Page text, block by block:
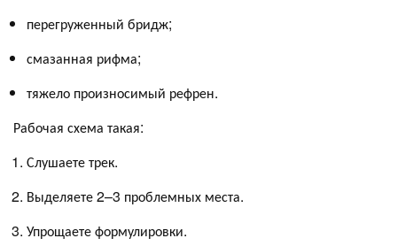
перегруженный бридж;
смазанная рифма;
тяжело произносимый рефрен.
Рабочая схема такая:
Слушаете трек.
Выделяете 2–3 проблемных места.
Упрощаете формулировки.